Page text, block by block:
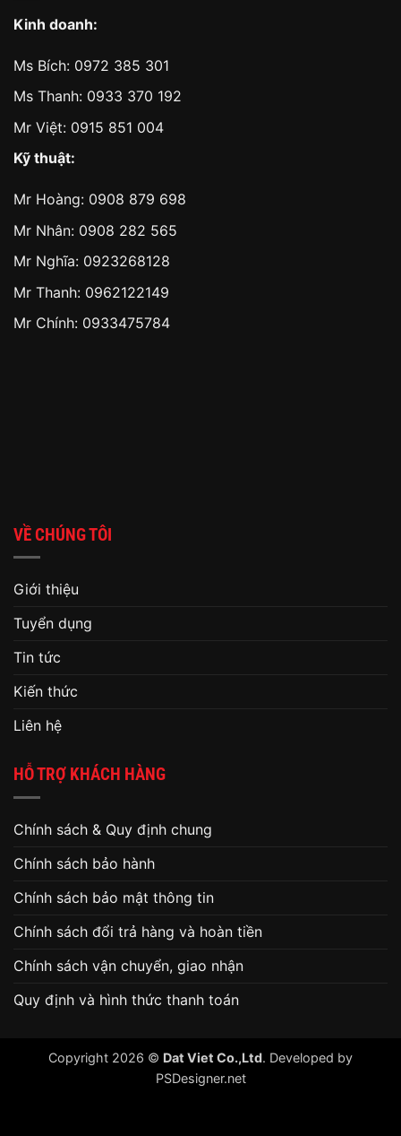
Kinh doanh:
Ms Bích: 0972 385 301
Ms Thanh: 0933 370 192
Mr Việt: 0915 851 004
Kỹ thuật:
Mr Hoàng: 0908 879 698
Mr Nhân: 0908 282 565
Mr Nghĩa: 0923268128
Mr Thanh: 0962122149
Mr Chính: 0933475784
VỀ CHÚNG TÔI
Giới thiệu
Tuyển dụng
Tin tức
Kiến thức
Liên hệ
HỖ TRỢ KHÁCH HÀNG
Chính sách & Quy định chung
Chính sách bảo hành
Chính sách bảo mật thông tin
Chính sách đổi trả hàng và hoàn tiền
Chính sách vận chuyển, giao nhận
Quy định và hình thức thanh toán
Copyright 2026 © Dat Viet Co.,Ltd. Developed by
PSDesigner.net